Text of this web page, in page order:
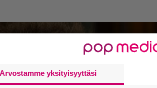
Arvostamme yksityisyyttäsi